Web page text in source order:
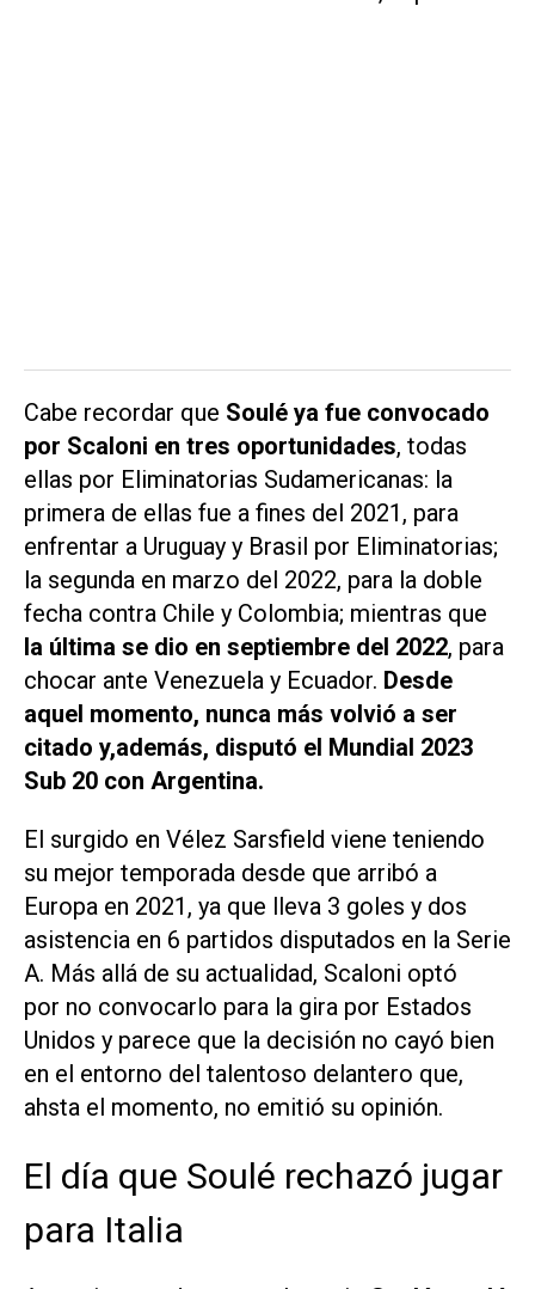
Cabe recordar que Soulé ya fue convocado
por Scaloni en tres oportunidades, todas
ellas por Eliminatorias Sudamericanas: la
primera de ellas fue a fines del 2021, para
enfrentar a Uruguay y Brasil por Eliminatorias;
la segunda en marzo del 2022, para la doble
fecha contra Chile y Colombia; mientras que
la última se dio en septiembre del 2022, para
chocar ante Venezuela y Ecuador. Desde
aquel momento, nunca más volvió a ser
citado y,además, disputó el Mundial 2023
Sub 20 con Argentina.
El surgido en Vélez Sarsfield viene teniendo
su mejor temporada desde que arribó a
Europa en 2021, ya que lleva 3 goles y dos
asistencia en 6 partidos disputados en la Serie
A. Más allá de su actualidad, Scaloni optó
por no convocarlo para la gira por Estados
Unidos y parece que la decisión no cayó bien
en el entorno del talentoso delantero que,
ahsta el momento, no emitió su opinión.
El día que Soulé rechazó jugar
para Italia